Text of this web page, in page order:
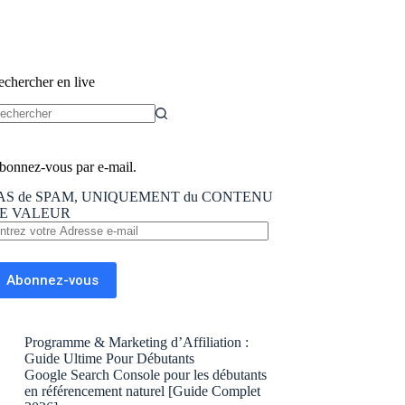
en live
vous par e-mail.
de SPAM, UNIQUEMENT du CONTENU
VALEUR
Abonnez-vous
Programme & Marketing d’Affiliation :
Guide Ultime Pour Débutants
Google Search Console pour les débutants
en référencement naturel [Guide Complet